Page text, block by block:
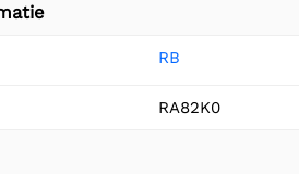
RB
RA82K0